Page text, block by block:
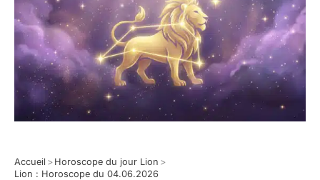
Accueil > Horoscope du jour Lion >
Lion : Horoscope du 04.06.2026